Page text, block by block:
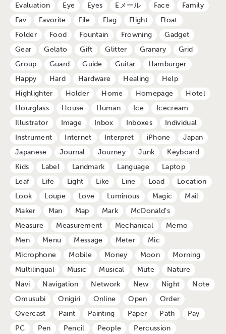
Evaluation
Eye Eyes Eメール Face
Family
Fav
Favorite File Flag Flight
Float
Folder
Food Fountain Frowning
Gadget
Gear
Gelato Gift Glitter Granary
Grid
Group
Guard Guide Guitar
Hamburger
Happy
Hard Hardware Healing
Help
Highlighter
Holder Home Homepage
Hotel
Hourglass
House Human Ice
Icecream
Illustrator
Image Inbox Inboxes
Individual
Instrument
Internet Interpret iPhone
Japan
Japanese
Journal Journey Junk
Keyboard
Kids
Label Landmark Language
Laptop
Leaf
Life Light Like Line Load
Location
Look
Loupe Love Luminous Magic
Mail
Maker
Man Map Mark
McDonald's
Measure
Measurement Mechanical
Memo
Men
Menu Message Meter
Mic
Microphone
Mobile Money Moon
Morning
Multilingual
Music Musical Mute
Nature
Navi
Navigation Network New Night
Note
Omusubi
Onigiri Online Open
Order
Overcast
Paint Painting Paper Path
Pay
PC
Pen Pencil People
Percussion